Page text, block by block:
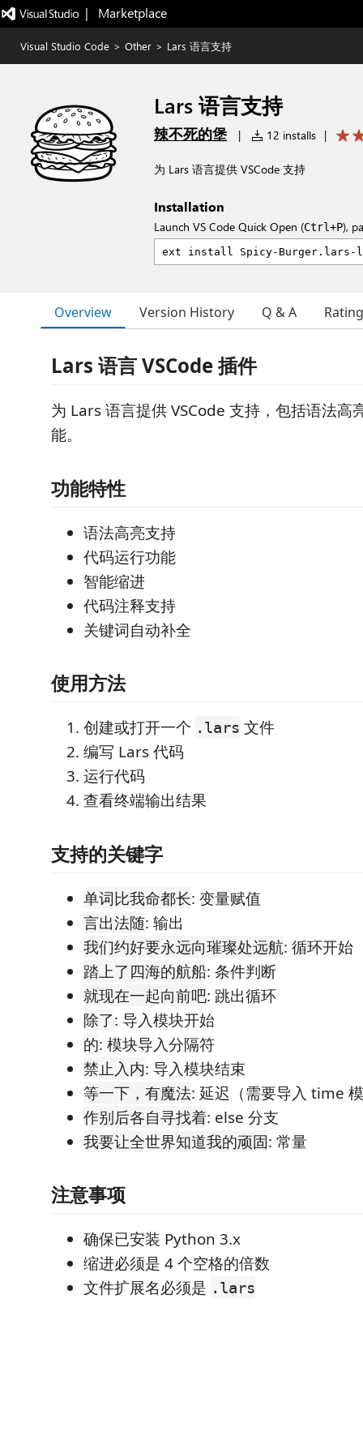
|   Marketplace
Visual Studio Code > Other > Lars 语言支持
Lars 语言支持
辣不死的堡 | 12 installs |
为 Lars 语言提供 VSCode 支持
Installation
Launch VS Code Quick Open (Ctrl+P),
Overview Version History Q & A
Lars 语言 VSCode 插件
为 Lars 语言提供 VSCode 支持，包括语法高
能。
功能特性
语法高亮支持
代码运行功能
智能缩进
代码注释支持
关键词自动补全
使用方法
创建或打开一个 .lars 文件
编写 Lars 代码
运行代码
查看终端输出结果
支持的关键字
单词比我命都长: 变量赋值
言出法随: 输出
我们约好要永远向璀璨处远航: 循环开始
踏上了四海的航船: 条件判断
就现在一起向前吧: 跳出循环
除了: 导入模块开始
的: 模块导入分隔符
禁止入内: 导入模块结束
等一下，有魔法: 延迟（需要导入 time
作别后各自寻找着: else 分支
我要让全世界知道我的顽固: 常量
注意事项
确保已安装 Python 3.x
缩进必须是 4 个空格的倍数
文件扩展名必须是 .lars